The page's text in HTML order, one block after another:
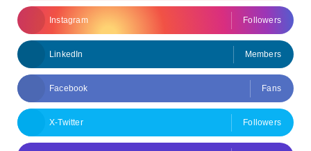
Instagram Followers
LinkedIn Members
Facebook Fans
X-Twitter Followers